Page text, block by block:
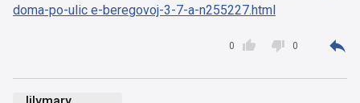
doma-po-ulic e-beregovoj-3-7-a-n255227.html

0  0 